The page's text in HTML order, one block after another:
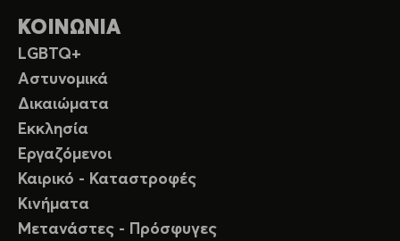
ΚΟΙΝΩΝΙΑ
LGBTQ+
Αστυνομικά
Δικαιώματα
Εκκλησία
Εργαζόμενοι
Καιρικό - Καταστροφές
Κινήματα
Μετανάστες - Πρόσφυγες